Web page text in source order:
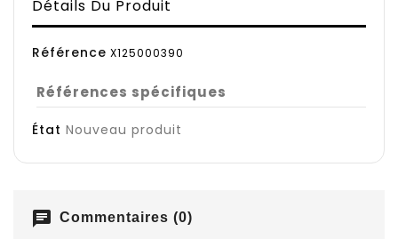
Détails Du Produit
Référence X125000390
Références spécifiques
État Nouveau produit
chat Commentaires (0)